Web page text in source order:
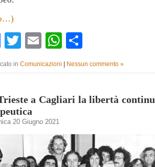
Facebook
TwitterEmailWhatsApp
in Comunicazioni | Nessun commento »
a Cagliari la libertà
20 Giugno 2021